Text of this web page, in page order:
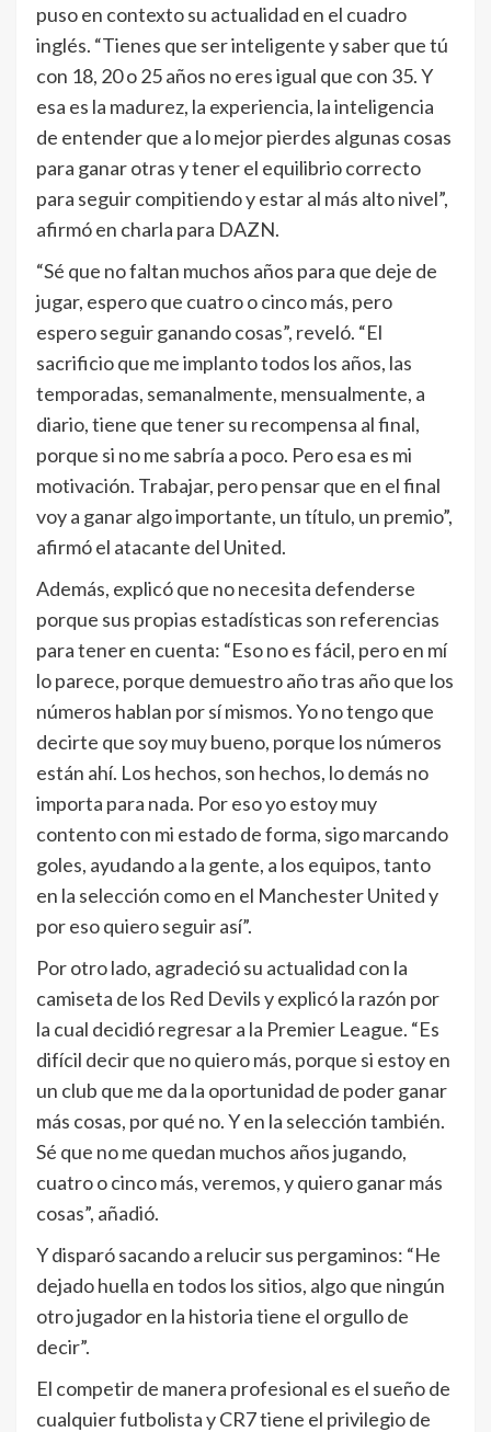
puso en contexto su actualidad en el cuadro
inglés. “Tienes que ser inteligente y saber que tú
con 18, 20 o 25 años no eres igual que con 35. Y
esa es la madurez, la experiencia, la inteligencia
de entender que a lo mejor pierdes algunas cosas
para ganar otras y tener el equilibrio correcto
para seguir compitiendo y estar al más alto nivel”,
afirmó en charla para DAZN.
“Sé que no faltan muchos años para que deje de
jugar, espero que cuatro o cinco más, pero
espero seguir ganando cosas”, reveló. “El
sacrificio que me implanto todos los años, las
temporadas, semanalmente, mensualmente, a
diario, tiene que tener su recompensa al final,
porque si no me sabría a poco. Pero esa es mi
motivación. Trabajar, pero pensar que en el final
voy a ganar algo importante, un título, un premio”,
afirmó el atacante del United.
Además, explicó que no necesita defenderse
porque sus propias estadísticas son referencias
para tener en cuenta: “Eso no es fácil, pero en mí
lo parece, porque demuestro año tras año que los
números hablan por sí mismos. Yo no tengo que
decirte que soy muy bueno, porque los números
están ahí. Los hechos, son hechos, lo demás no
importa para nada. Por eso yo estoy muy
contento con mi estado de forma, sigo marcando
goles, ayudando a la gente, a los equipos, tanto
en la selección como en el Manchester United y
por eso quiero seguir así”.
Por otro lado, agradeció su actualidad con la
camiseta de los Red Devils y explicó la razón por
la cual decidió regresar a la Premier League. “Es
difícil decir que no quiero más, porque si estoy en
un club que me da la oportunidad de poder ganar
más cosas, por qué no. Y en la selección también.
Sé que no me quedan muchos años jugando,
cuatro o cinco más, veremos, y quiero ganar más
cosas”, añadió.
Y disparó sacando a relucir sus pergaminos: “He
dejado huella en todos los sitios, algo que ningún
otro jugador en la historia tiene el orgullo de
decir”.
El competir de manera profesional es el sueño de
cualquier futbolista y CR7 tiene el privilegio de